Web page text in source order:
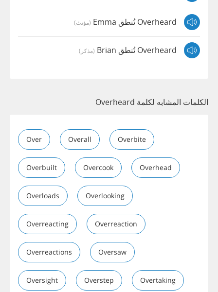
Overheard تُنطق Emma (مؤنث)
Overheard تُنطق Brian (مذكر)
الكلمات المشابه لكلمة Overheard
Over Overall Overbite
Overbuilt Overcook Overhead
Overloads Overlooking
Overreacting Overreaction
Overreactions Oversaw
Oversight Overstep Overtaking